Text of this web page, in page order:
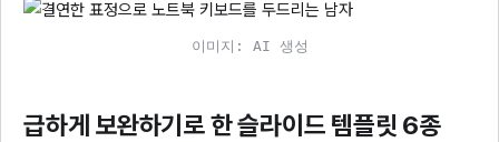
이미지: AI 생성
급하게 보완하기로 한 슬라이드 템플릿 6종